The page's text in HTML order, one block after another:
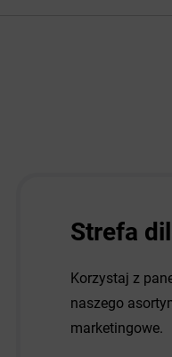
Strefa
Korzystaj z
naszego
marketingowe.